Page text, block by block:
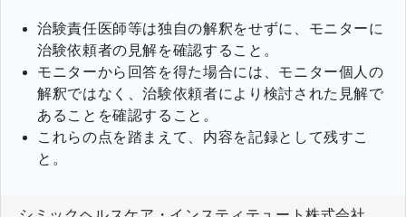
治験責任医師等は独自の解釈をせずに、モニターに
治験依頼者の見解を確認すること。
モニターから回答を得た場合には、モニター個人の
解釈ではなく、治験依頼者により検討された見解で
あることを確認すること。
これらの点を踏まえて、内容を記録として残すこ
と。